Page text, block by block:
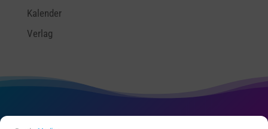
Kalender
Verlag